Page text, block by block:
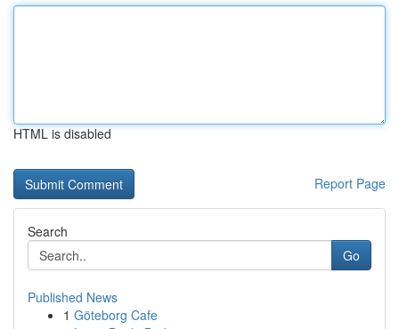
HTML is disabled
Report Page
Search
Go
Published News
1 Göteborg Cafe